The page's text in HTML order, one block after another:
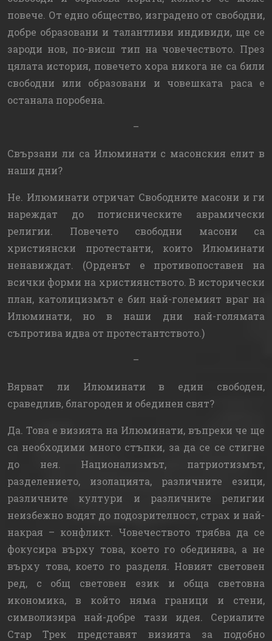
повече. От eдно общество, изградено от свободни,
добре образовани и талантливи индивиди, ще се
зароди нов, по-висш тип на човечеството. През
цялата история, повечето хора никога не са били
свободни или образовани и човешката раса е
останала поробена.
–
Свързани ли са Илюминати с масонския елит в
наши дни?
Не. Илюминати отричат Свободните масони и ги
нареждат до потисническите аврамически
религии. Повечето свободни масони са
християнски протестанти, които Илюминати
ненавиждат. (Орденът е противопоставен на
всички форми на християнството. В исторически
план, католицизмът е бил най-големият враг на
Илюминати, но в наши дни най-голямата
съпротива идва от протестантството.)
–
Вярват ли Илюминати в един свободен,
сраведлив, благороден и обединен свят?
Да. Това е визията на Илюминати, въпреки че ще
са необходими много стъпки, за да се се стигне
до нея. Национализмът, патриотизмът,
разделението, изолацията, различните езици,
различните култури и различните религии
неизбежно водят до подозрителност, страх и най-
накрая – конфликт. Човечеството трябва да се
фокусира върху това, което го обединява, а не
върху това, което го разделя. Новият световен
ред, с общ световен език и обща световна
икономика, в който няма граници и стени,
символизира най-добре тази идея. Сериалите
Стар Трек представят визията за подобно